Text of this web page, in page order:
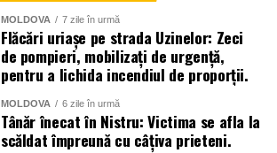
MOLDOVA 7 zile în urmă
Flăcări uriașe pe strada Uzinelor: Zeci
de pompieri, mobilizați de urgență,
pentru a lichida incendiul de proporții.
MOLDOVA 6 zile în urmă
Tânăr înecat în Nistru: Victima se afla la
scăldat împreună cu câțiva prieteni.